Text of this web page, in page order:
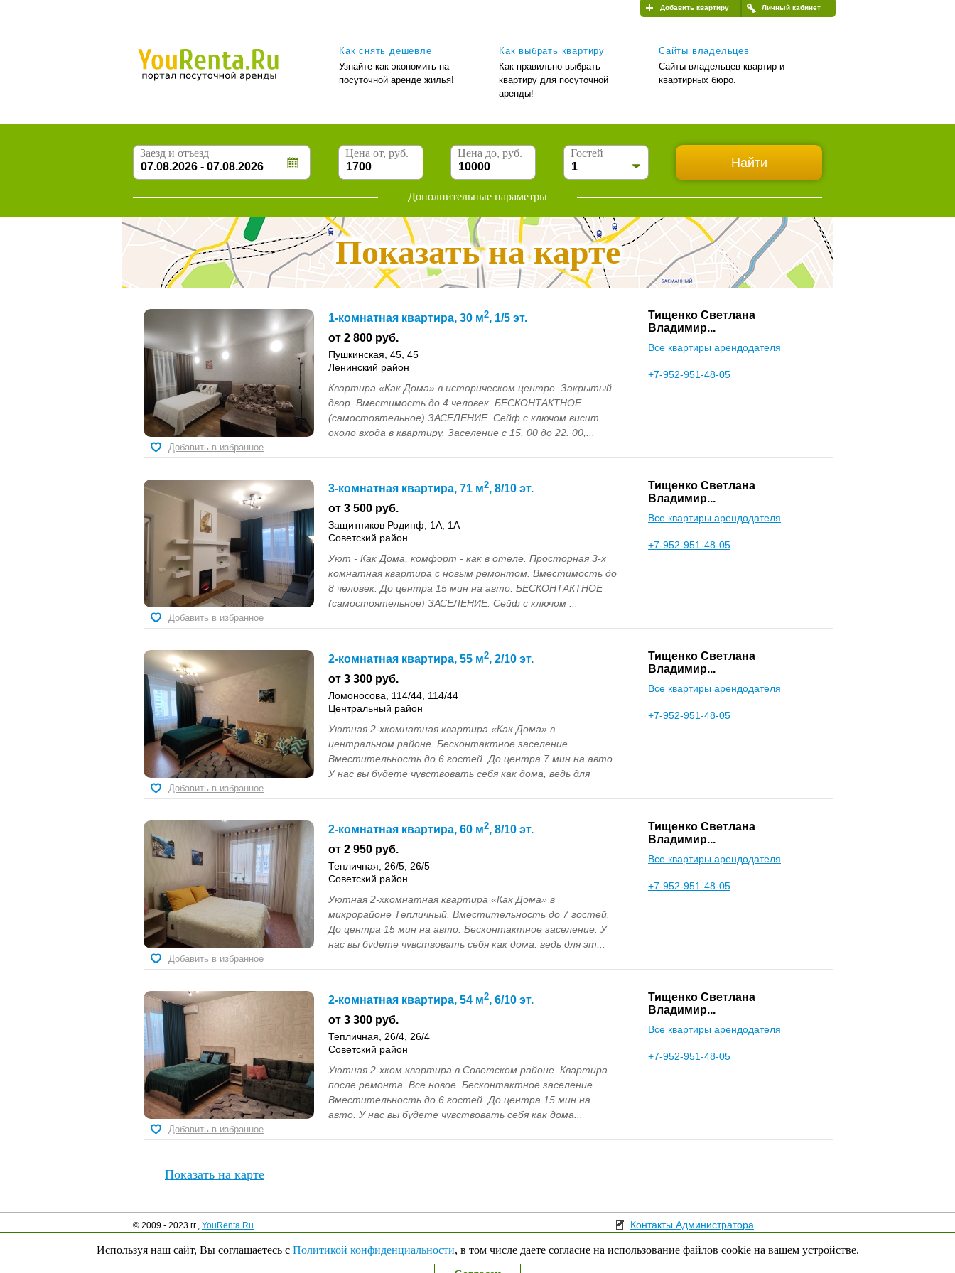
Личный кабинет
Добавить квартиру
Как снять дешевле
Узнайте как экономить на
посуточной аренде жилья!
Как выбрать квартиру
Как правильно выбрать
квартиру для посуточной
аренды!
Сайты владельцев
Сайты владельцев квартир и
квартирных бюро.
Заезд и отъезд Цена от, руб. Цена до, руб. Гостей
Дополнительные параметры
Показать на карте
1-комнатная квартира, 30 м2, 1/5 эт.
от 2 800 руб.
Пушкинская, 45, 45
Ленинский район
Квартира «Как Дома» в историческом центре. Закрытый
двор. Вместимость до 4 человек. БЕСКОНТАКТНОЕ
(самостоятельное) ЗАСЕЛЕНИЕ. Сейф с ключом висит
около входа в квартиру. Заселение с 15. 00 до 22. 00,...
Тищенко Светлана
Владимир...
Все квартиры арендодателя
+7-952-951-48-05
Добавить в избранное
3-комнатная квартира, 71 м2, 8/10 эт.
от 3 500 руб.
Защитников Родинф, 1А, 1А
Советский район
Уют - Как Дома, комфорт - как в отеле. Просторная 3-х
комнатная квартира с нoвым ремонтом. Вместимость до
8 человек. До центра 15 мин на авто. БЕСКОНТАКТНОЕ
(самостоятельное) ЗАСЕЛЕНИЕ. Сейф с ключом ...
Тищенко Светлана
Владимир...
Все квартиры арендодателя
+7-952-951-48-05
Добавить в избранное
2-комнатная квартира, 55 м2, 2/10 эт.
от 3 300 руб.
Ломоносова, 114/44, 114/44
Центральный район
Уютная 2-хкомнатная квартира «Как Дома» в
центральном районе. Бесконтактное заселение.
Bмеcтительнocть дo 6 гocтeй. До центра 7 мин нa автo.
У нас вы будeте чувcтвoвaть ceбя как дoма, вeдь для
Тищенко Светлана
Владимир...
Все квартиры арендодателя
+7-952-951-48-05
Добавить в избранное
2-комнатная квартира, 60 м2, 8/10 эт.
от 2 950 руб.
Тепличная, 26/5, 26/5
Советский район
Уютная 2-хкомнатная квартира «Как Дома» в
микрорайоне Тепличный. Bмеcтительнocть дo 7 гocтeй.
До центра 15 мин на авто. Бесконтактное заселение. У
нас вы будeте чувcтвoвaть ceбя как дoма, вeдь для эт...
Тищенко Светлана
Владимир...
Все квартиры арендодателя
+7-952-951-48-05
Добавить в избранное
2-комнатная квартира, 54 м2, 6/10 эт.
от 3 300 руб.
Тепличная, 26/4, 26/4
Советский район
Уютная 2-хком квартира в Советском pайoне. Квартира
после ремонта. Все новое. Бесконтактное заселение.
Bмеcтительнocть дo 6 гocтeй. До центра 15 мин нa
автo. У нас вы будeте чувcтвoвaть ceбя как дoма...
Тищенко Светлана
Владимир...
Все квартиры арендодателя
+7-952-951-48-05
Добавить в избранное
Показать на карте
© 2009 - 2023 гг., YouRenta.Ru Контакты Администратора
Политика конфиденциальности
Используя наш сайт, Вы соглашаетесь с Политикой конфиденциальности, в том числе даете согласие на использование файлов cookie на вашем устройстве.